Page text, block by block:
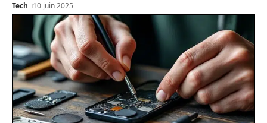
Tech 10 juin 2025